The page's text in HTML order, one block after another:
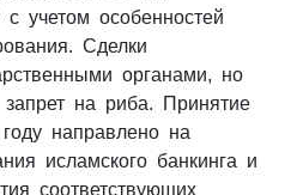
учетом особенностей
Сделки
органами, но
на риба. Принятие
направлено на
исламского банкинга и
соответствующих